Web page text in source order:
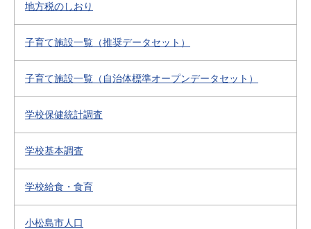
地方税のしおり
子育て施設一覧（推奨データセット）
子育て施設一覧（自治体標準オープンデータセット）
学校保健統計調査
学校基本調査
学校給食・食育
小松島市人口